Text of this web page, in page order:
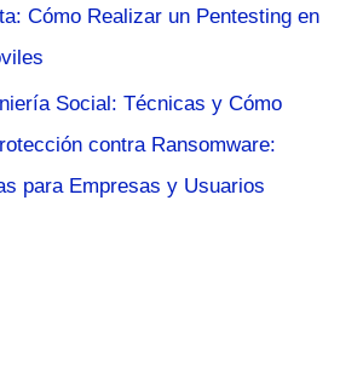
Cómo Realizar un Pentesting en
Social: Técnicas y Cómo
contra Ransomware:
para Empresas y Usuarios